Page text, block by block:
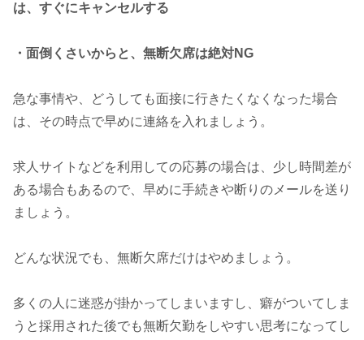
は、すぐにキャンセルする
・面倒くさいからと、無断欠席は絶対NG
急な事情や、どうしても面接に行きたくなくなった場合
は、その時点で早めに連絡を入れましょう。
求人サイトなどを利用しての応募の場合は、少し時間差が
ある場合もあるので、早めに手続きや断りのメールを送り
ましょう。
どんな状況でも、無断欠席だけはやめましょう。
多くの人に迷惑が掛かってしまいますし、癖がついてしま
うと採用された後でも無断欠勤をしやすい思考になってし